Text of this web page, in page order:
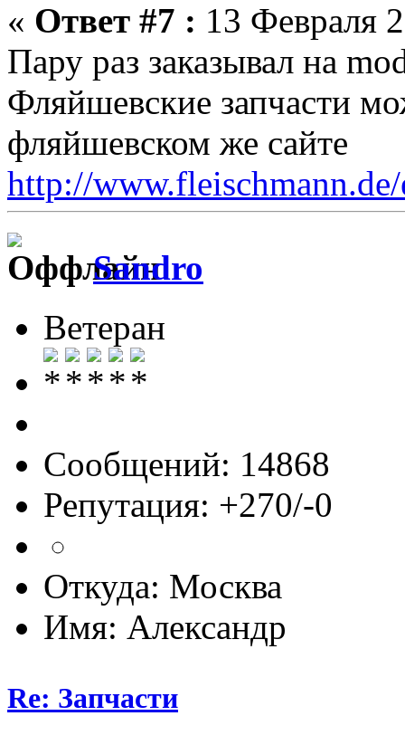
« Ответ #7 : 13 Февраля
Пару раз заказывал на
Фляйшевские запчасти
фляйшевском же сайте
http://
Sandro
Ветеран
Сообщений: 14868
Репутация: +270/-0
Откуда: Москва
Имя: Александр
Re: Запчасти